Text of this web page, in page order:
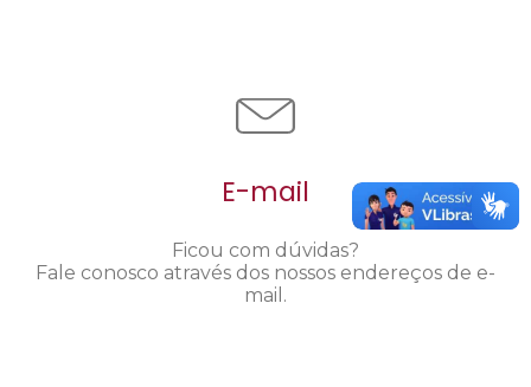
E-mail
Ficou com dúvidas?
Fale conosco através dos nossos endereços de e-
mail.